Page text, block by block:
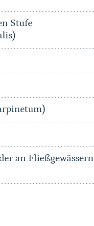
Stufe
an Fließgewässern